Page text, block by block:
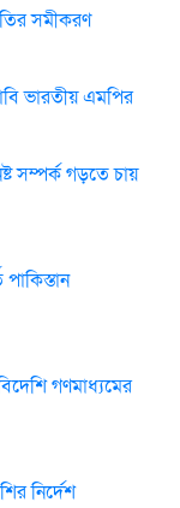
সমীকরণ
ভারতীয় এমপির
সম্পর্ক গড়তে চায়
গণমাধ্যমের
নির্দেশ